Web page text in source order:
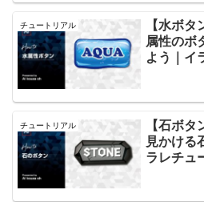
チュートリアル
【水ボ
属性のボ
よう｜イ
チュートリアル
【石ボ
見かける
ラレチュ